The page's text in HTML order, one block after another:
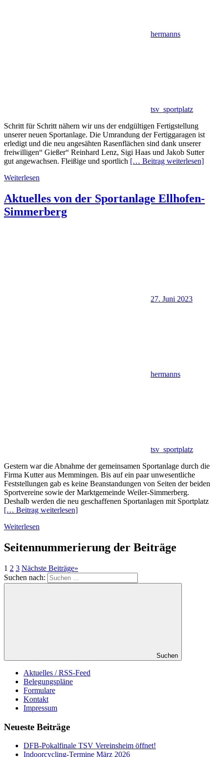
hermanns
tsv_sportplatz
Schritt für Schritt nähern wir uns der endgültigen Fertigstellung
unserer neuen Sportanlage. Die Umrandung der Fertiggaragen ist
erledigt und die neu angesähten Rasenflächen sind dank unserer
freiwilligen“ Gießer“ Reinhard Lenz, Sigi Haas und Jakob Sutter
gut angewachsen. Fleißige und sportlich [… Beitrag weiterlesen]
Weiterlesen
Aktuelles von der Sportanlage Ellhofen-
Simmerberg
27. Juni 2023
hermanns
tsv_sportplatz
Gestern war die Abnahme der gemeinsamen Sportanlage durch die
Firma Kutter aus Memmingen. Bis auf ein paar unwesentliche
Feststellungen gab es keine Beanstandungen von Seiten der beiden
Sportvereine sowie der Marktgemeinde Weiler-Simmerberg.
Deshalb werden die neu geschaffenen Sportanlagen mit Sportplatz
[… Beitrag weiterlesen]
Weiterlesen
Seitennummerierung der Beiträge
1 2 3 Nächste Beiträge»
Suchen nach:
Suchen
Aktuelles / RSS-Feed
Belegungspläne
Formulare
Kontakt
Impressum
Neueste Beiträge
DFB-Pokalfinale TSV Vereinsheim öffnet!
Indoorcycling-Termine März 2026